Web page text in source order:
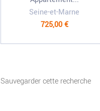
Seine-et-Marne
725,00 €
Sauvegarder cette recherche